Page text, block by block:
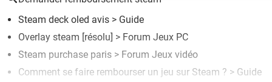
Steam deck oled avis > Guide
Overlay steam [résolu] > Forum Jeux PC
Steam purchase paris > Forum Jeux vidéo
Comment se faire rembourser un jeu sur Steam ? > Guide